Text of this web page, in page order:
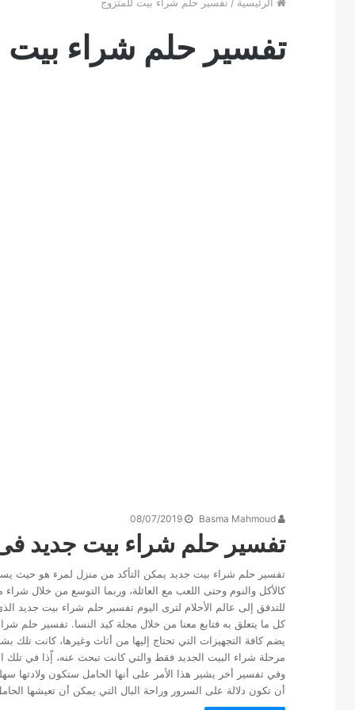
تفسير حلم شراء بيت
Basma Mahmoud
08/07/2019
تفسير حلم شراء بيت جديد فى
تفسير حلم شراء بيت جديد يمكن التأكد من منزل لمرء هو حيث
كالأكل والنوم وحتى اللعب مع العائلة، وربما التوسع من خلال
للتدفق إلى عالم الأحلام لترى اليوم تفسير حلم شراء بيت جديد
كل ما يتعلق به فتابع معنا من خلال مجلة كيد النسا. تفسير حلم
يضم كافة التجهيزات التي تحتاج إليها من أثاث وغيرها، كانت
مرحلة شراء البيت الجديد فقط والتي كانت تبحث عنه، إّذا في تلك
وفي تفسير أخر يشير هذا الأمر على أنها الحامل ستكون ولادتها
أن تكون دلالة على السرور وراحة البال التي يمكن أن تعيشها